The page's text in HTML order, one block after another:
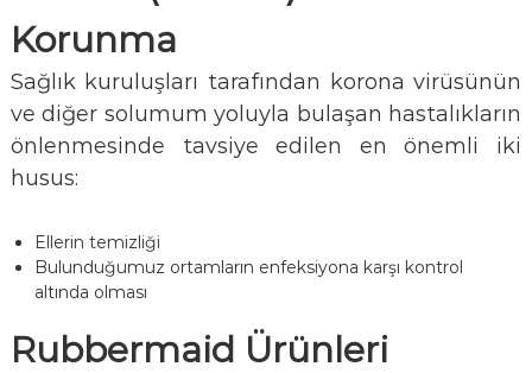
Korunma
Sağlık kuruluşları tarafından korona virüsünün
ve diğer solumum yoluyla bulaşan hastalıkların
önlenmesinde tavsiye edilen en önemli iki
husus:
Ellerin temizliği
Bulunduğumuz ortamların enfeksiyona karşı kontrol
altında olması
Rubbermaid Ürünleri